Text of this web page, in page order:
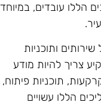
הללו עובדים, במיוחד
ותוכניות
צריך להיות מודע
תוכניות פיתוח,
הללו עשויים